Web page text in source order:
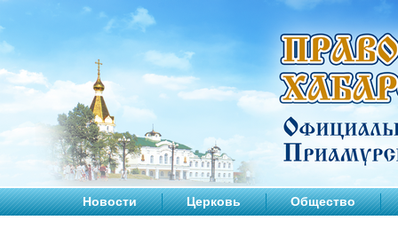
Новости Церковь Общество